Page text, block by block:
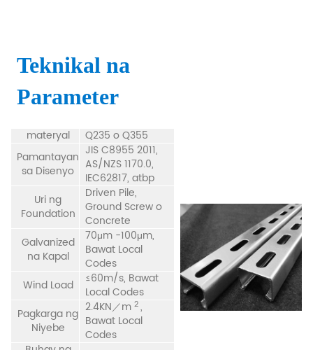
Teknikal na
Parameter
materyal
Q235 o Q355
Pamantayan
sa Disenyo
JIS C8955 2011,
AS/NZS 1170.0,
IEC62817, atbp
Uri ng
Foundation
Driven Pile,
Ground Screw o
Concrete
Galvanized
na Kapal
70μm -100μm,
Bawat Local
Codes
Wind Load
≤60m/s, Bawat
Local Codes
Pagkarga ng
Niyebe
2.4KN／m 2,
Bawat Local
Codes